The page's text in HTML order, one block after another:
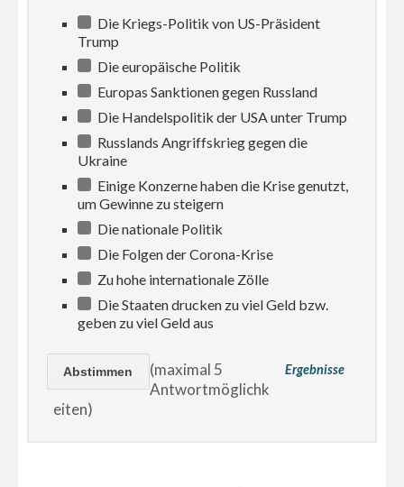
Die Kriegs-Politik von US-Präsident
Trump
Die europäische Politik
Europas Sanktionen gegen Russland
Die Handelspolitik der USA unter Trump
Russlands Angriffskrieg gegen die
Ukraine
Einige Konzerne haben die Krise genutzt,
um Gewinne zu steigern
Die nationale Politik
Die Folgen der Corona-Krise
Zu hohe internationale Zölle
Die Staaten drucken zu viel Geld bzw.
geben zu viel Geld aus
Ergebnisse
(maximal 5
Antwortmöglichk
eiten)